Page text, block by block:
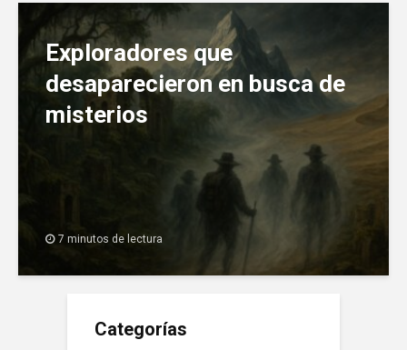
Exploradores que
desaparecieron en busca de
misterios
7 minutos de lectura
Categorías